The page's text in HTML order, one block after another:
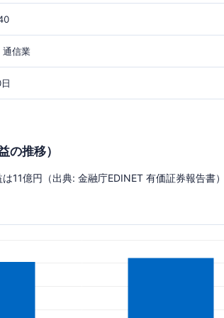
通信業
の推移）
11億円（出典: 金融庁EDINET 有価証券報告書